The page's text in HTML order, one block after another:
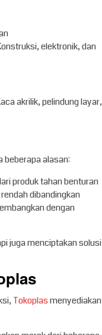
elektronik, dan
akrilik, pelindung layar,
beberapa alasan:
produk tahan benturan
dibandingkan
dengan
juga menciptakan solusi
Tokoplasmenyediakan